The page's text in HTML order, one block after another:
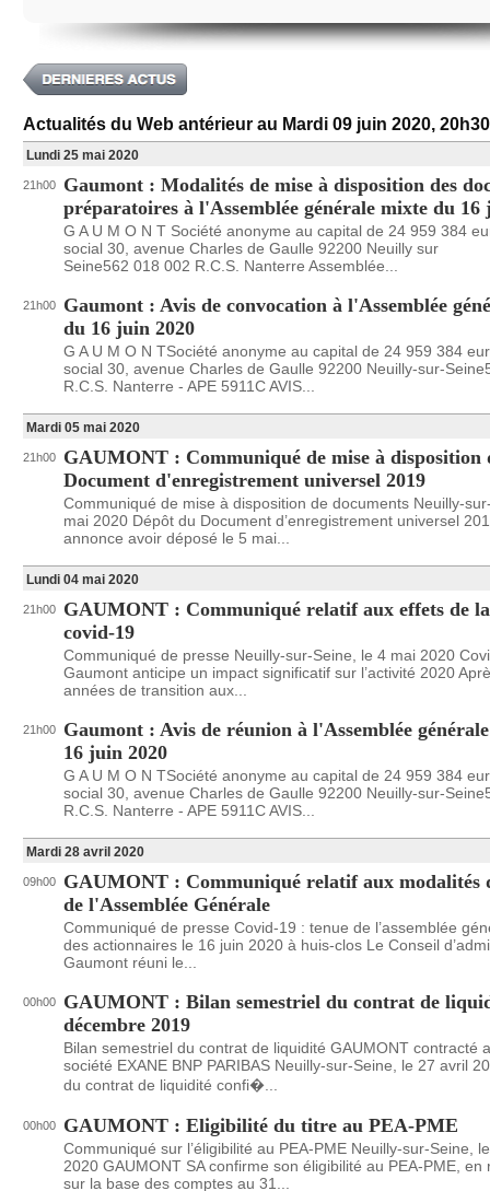
Actualités du Web antérieur au Mardi 09 juin 2020, 20h30
Lundi 25 mai 2020
21h00
Gaumont : Modalités de mise à disposition des
préparatoires à l'Assemblée générale mixte du 16
G A U M O N T Société anonyme au capital de 24 959 384
social 30, avenue Charles de Gaulle 92200 Neuilly sur
Seine562 018 002 R.C.S. Nanterre Assemblée...
21h00
Gaumont : Avis de convocation à l'Assemblée
du 16 juin 2020
G A U M O N TSociété anonyme au capital de 24 959 384
social 30, avenue Charles de Gaulle 92200 Neuilly-sur-
R.C.S. Nanterre - APE 5911C AVIS...
Mardi 05 mai 2020
21h00
GAUMONT : Communiqué de mise à disposition
Document d'enregistrement universel 2019
Communiqué de mise à disposition de documents Neuilly-
mai 2020 Dépôt du Document d’enregistrement universel
annonce avoir déposé le 5 mai...
Lundi 04 mai 2020
21h00
GAUMONT : Communiqué relatif aux effets de
covid-19
Communiqué de presse Neuilly-sur-Seine, le 4 mai 2020
Gaumont anticipe un impact significatif sur l’activité 2020
années de transition aux...
21h00
Gaumont : Avis de réunion à l'Assemblée
16 juin 2020
G A U M O N TSociété anonyme au capital de 24 959 384
social 30, avenue Charles de Gaulle 92200 Neuilly-sur-
R.C.S. Nanterre - APE 5911C AVIS...
Mardi 28 avril 2020
09h00
GAUMONT : Communiqué relatif aux modalités
de l'Assemblée Générale
Communiqué de presse Covid-19 : tenue de l’assemblée
des actionnaires le 16 juin 2020 à huis-clos Le Conseil
Gaumont réuni le...
00h00
GAUMONT : Bilan semestriel du contrat de
décembre 2019
Bilan semestriel du contrat de liquidité GAUMONT contracté
société EXANE BNP PARIBAS Neuilly-sur-Seine, le 27 avril
du contrat de liquidité confi�...
00h00 GAUMONT : Eligibilité du titre au PEA-PME
Communiqué sur l’éligibilité au PEA-PME Neuilly-sur-Seine,
2020 GAUMONT SA confirme son éligibilité au PEA-PME, en
sur la base des comptes au 31...